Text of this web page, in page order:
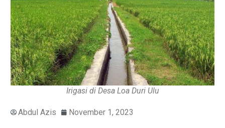
Irigasi di Desa Loa Duri Ulu
Abdul Azis November 1, 2023